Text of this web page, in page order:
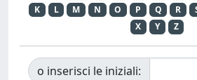
K
L M N O P Q R
X
Y Z
o inserisci le iniziali: